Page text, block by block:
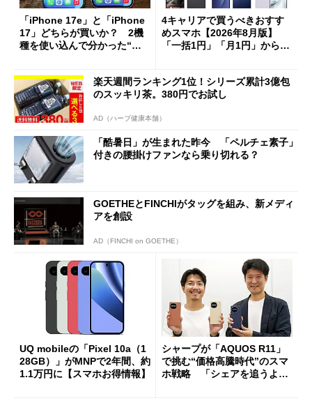
「iPhone 17e」と「iPhone
17」どちらが買いか？ 2機
種を使い込んで分かった“ス
4キャリアで買うべきおすす
めスマホ【2026年8月版】
「一括1円」「月1円」からお
楽天週間ランキング1位！シリーズ累計3億包
のスッキリ茶。380円でお試し
AD（ハーブ健康本舗）
「酷暑日」が生まれた昨今 「ペルチェ素子」
付きの腰掛けファンなら乗り切れる？
GOETHEとFINCHIがタッグを組み、新メディ
アを創設
AD（FINCHI on GOETHE）
UQ mobileの「Pixel 10a（1
28GB）」がMNPで2年間、約
1.1万円に【スマホお得情報】
シャープが「AQUOS R11」
で挑む“価格高騰時代”のスマ
ホ戦略 「シェアを追うより